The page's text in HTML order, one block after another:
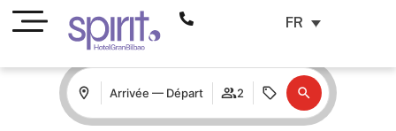
FR
Arrivée — Départ 2